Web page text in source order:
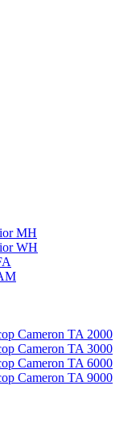
MH
WH
Cameron TA 2000
Cameron TA 3000
Cameron TA 6000
Cameron TA 9000